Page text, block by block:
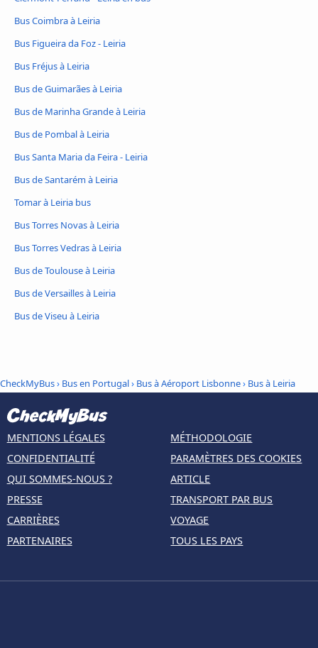
Bus Coimbra à Leiria
Bus Figueira da Foz - Leiria
Bus Fréjus à Leiria
Bus de Guimarães à Leiria
Bus de Marinha Grande à Leiria
Bus de Pombal à Leiria
Bus Santa Maria da Feira - Leiria
Bus de Santarém à Leiria
Tomar à Leiria bus
Bus Torres Novas à Leiria
Bus Torres Vedras à Leiria
Bus de Toulouse à Leiria
Bus de Versailles à Leiria
Bus de Viseu à Leiria
CheckMyBus› Bus en Portugal› Bus à Aéroport Lisbonne› Bus à Leiria
MENTIONS LÉGALES
CONFIDENTIALITÉ
QUI SOMMES-NOUS ?
PRESSE
CARRIÈRES
PARTENAIRES
MÉTHODOLOGIE
PARAMÈTRES DES COOKIES
ARTICLE
TRANSPORT PAR BUS
VOYAGE
TOUS LES PAYS